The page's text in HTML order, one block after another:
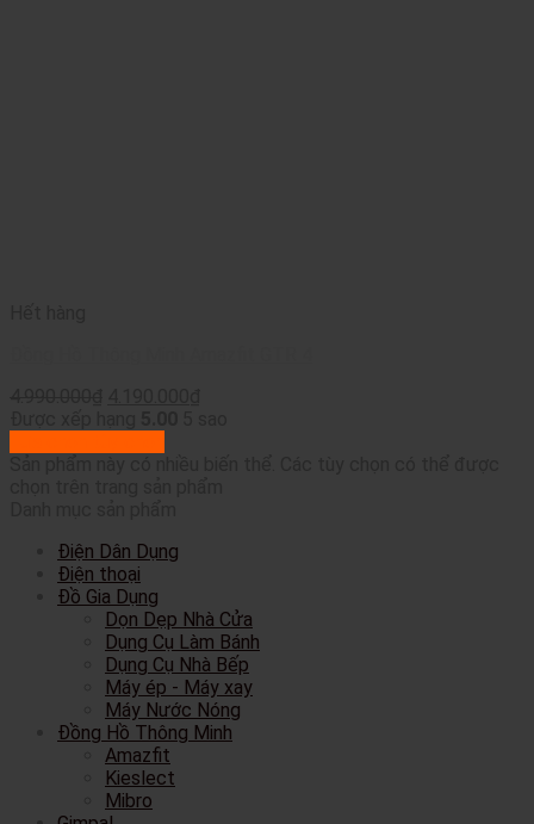
Điện Dân Dụng
Điện thoại
Đồ Gia Dụng
Dọn Dẹp Nhà Cửa
Dụng Cụ Làm Bánh
Dụng Cụ Nhà Bếp
Máy ép - Máy xay
Máy Nước Nóng
Đồng Hồ Thông Minh
Amazfit
Kieslect
Mibro